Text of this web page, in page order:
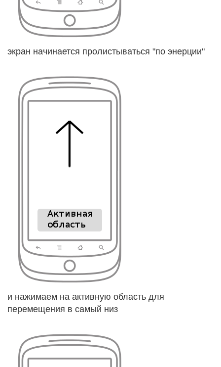
экран начинается пролистываться "по энерции"
и нажимаем на активную область для
перемещения в самый низ